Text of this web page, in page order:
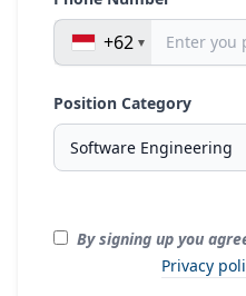
+62
Position Category
By signing up you
Privacy